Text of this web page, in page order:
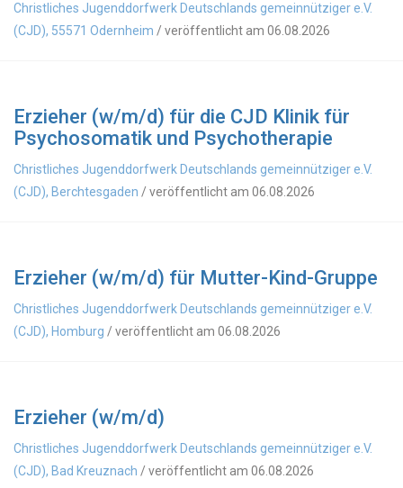
Christliches Jugenddorfwerk Deutschlands gemeinnütziger e.V.
(CJD), 55571 Odernheim / veröffentlicht am 06.08.2026
Erzieher (w/m/d) für die CJD Klinik für
Psychosomatik und Psychotherapie
Christliches Jugenddorfwerk Deutschlands gemeinnütziger e.V.
(CJD), Berchtesgaden / veröffentlicht am 06.08.2026
Erzieher (w/m/d) für Mutter-Kind-Gruppe
Christliches Jugenddorfwerk Deutschlands gemeinnütziger e.V.
(CJD), Homburg / veröffentlicht am 06.08.2026
Erzieher (w/m/d)
Christliches Jugenddorfwerk Deutschlands gemeinnütziger e.V.
(CJD), Bad Kreuznach / veröffentlicht am 06.08.2026